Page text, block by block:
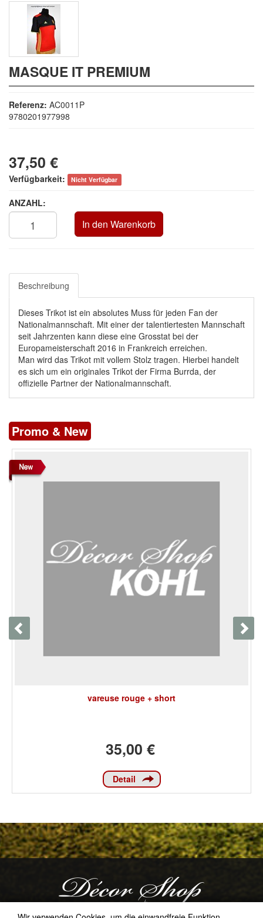
MASQUE IT PREMIUM
Referenz: AC0011P
9780201977998
37,50 €
Verfügbarkeit: Nicht Verfügbar
ANZAHL:
In den Warenkorb
Beschreibung
Dieses Trikot ist ein absolutes Muss für jeden Fan der
Nationalmannschaft. Mit einer der talentiertesten Mannschaft
seit Jahrzenten kann diese eine Grosstat bei der
Europameisterschaft 2016 in Frankreich erreichen.
Man wird das Trikot mit vollem Stolz tragen. Hierbei handelt
es sich um ein originales Trikot der Firma Burrda, der
offizielle Partner der Nationalmannschaft.
Promo & New
vareuse rouge + short
35,00 €
Detail